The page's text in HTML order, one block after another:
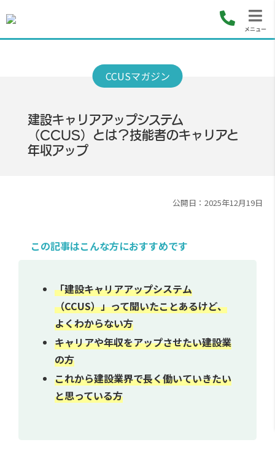
メニュー
建設キャリアアップシステム
（CCUS）とは？技能者のキャリアと
年収アップ
公開日：2025年12月19日
この記事はこんな方におすすめです
「建設キャリアアップシステム
（CCUS）」って聞いたことあるけど、
よくわからない方
キャリアや年収をアップさせたい建設業
の方
これから建設業界で長く働いていきたい
と思っている方